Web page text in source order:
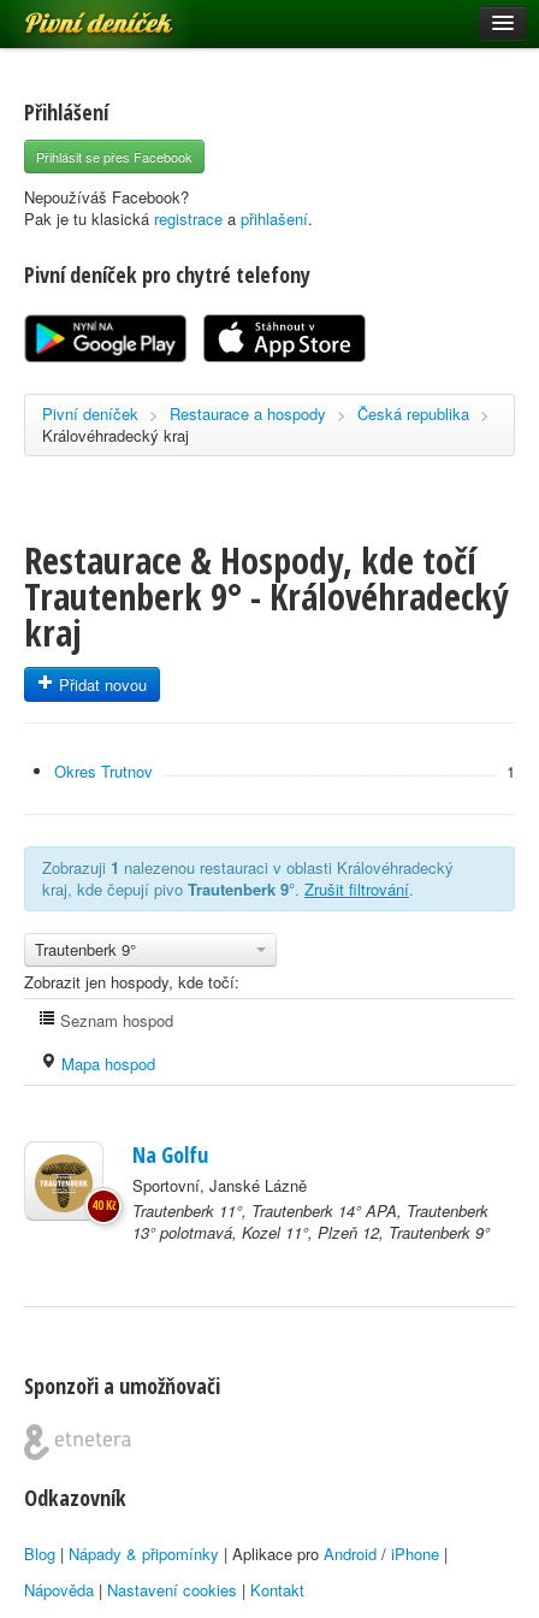
Pivní deníček
Pivní mapa
Pivní značky
Nápověda
Registrace
Přihlášení
Přihlásit se přes Facebook
Nepoužíváš Facebook?
Pak je tu klasická registrace a přihlašení.
Pivní deníček pro chytré telefony
Pivní deníček > Restaurace a hospody > Česká republika >
Královéhradecký kraj
Restaurace & Hospody, kde točí
Trautenberk 9° - Královéhradecký
kraj
Přidat novou
Okres Trutnov 1
Zobrazuji 1 nalezenou restauraci v oblasti Královéhradecký
kraj, kde čepují pivo Trautenberk 9°. Zrušit filtrování.
Trautenberk 9°
Zobrazit jen hospody, kde točí:
Seznam hospod
Mapa hospod
Na Golfu
Sportovní, Janské Lázně
Trautenberk 11°, Trautenberk 14° APA, Trautenberk
13° polotmavá, Kozel 11°, Plzeň 12, Trautenberk 9°
40 Kč
Sponzoři a umožňovači
Odkazovník
Blog | Nápady & připomínky | Aplikace pro Android / iPhone |
Nápověda | Nastavení cookies | Kontakt